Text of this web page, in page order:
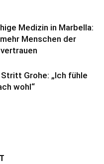
Medizin in Marbella:
Menschen der
Grohe: „Ich fühle
wohl“